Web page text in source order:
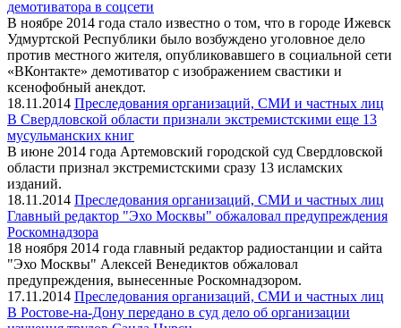
демотиватора в соцсети
В ноябре 2014 года стало известно о том, что в городе Ижевск
Удмуртской Республики было возбуждено уголовное дело
против местного жителя, опубликовавшего в социальной сети
«ВКонтакте» демотиватор с изображением свастики и
ксенофобный анекдот.
18.11.2014 Преследования организаций, СМИ и частных лиц
В Свердловской области признали экстремистскими еще 13
мусульманских книг
В июне 2014 года Артемовский городской суд Свердловской
области признал экстремистскими сразу 13 исламских
изданий.
18.11.2014 Преследования организаций, СМИ и частных лиц
Главный редактор "Эхо Москвы" обжаловал предупреждения
Роскомнадзора
18 ноября 2014 года главный редактор радиостанции и сайта
"Эхо Москвы" Алексей Венедиктов обжаловал
предупреждения, вынесенные Роскомнадзором.
17.11.2014 Преследования организаций, СМИ и частных лиц
В Ростове-на-Дону передано в суд дело об организации